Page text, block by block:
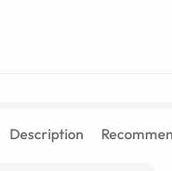
Description